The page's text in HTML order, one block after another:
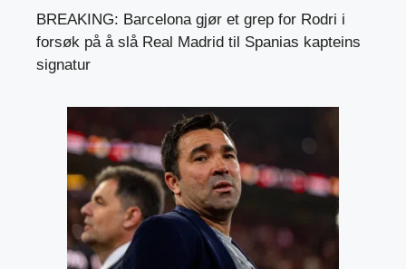
BREAKING: Barcelona gjør et grep for Rodri i
forsøk på å slå Real Madrid til Spanias kapteins
signatur